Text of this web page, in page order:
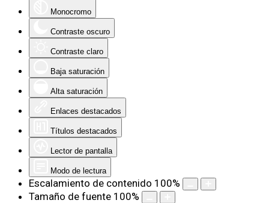
Monocromo
Contraste oscuro
Contraste claro
Baja saturación
Alta saturación
Enlaces destacados
Títulos destacados
Lector de pantalla
Modo de lectura
Escalamiento de contenido 100%
Tamaño de fuente 100%